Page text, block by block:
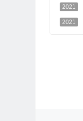
2021
2021